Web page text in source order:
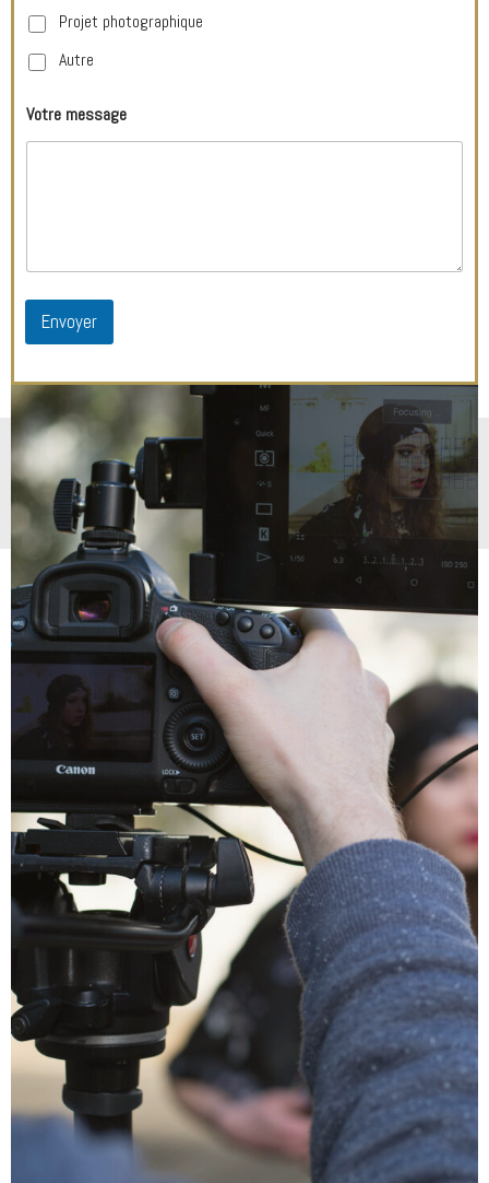
Projet photographique
Autre
Votre message
Envoyer
LinkedIn
Facebook
Instagram
© Copyright 2026 | Mathieu
Vouzelaud | Tous droits réservés